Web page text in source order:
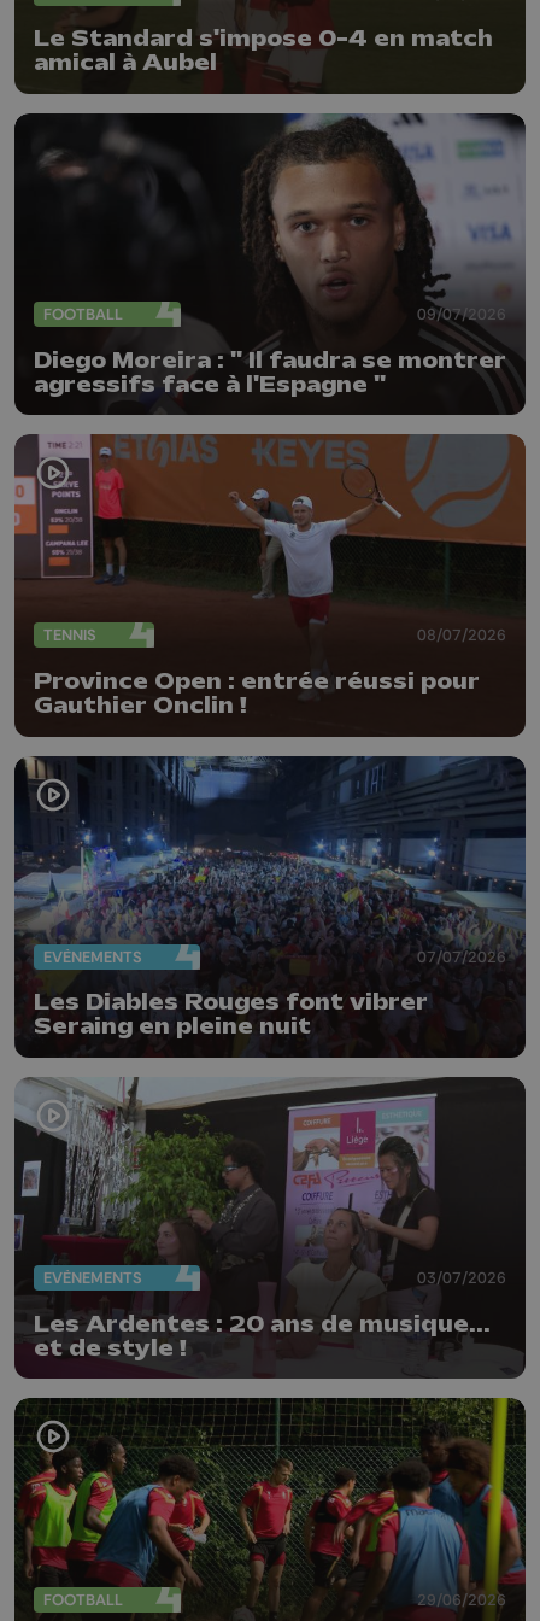
Le Standard s'impose 0-4 en match
amical à Aubel
FOOTBALL 09/07/2026
Diego Moreira : " Il faudra se montrer
agressifs face à l'Espagne "
TENNIS 08/07/2026
Province Open : entrée réussi pour
Gauthier Onclin !
EVÈNEMENTS 07/07/2026
Les Diables Rouges font vibrer
Seraing en pleine nuit
EVÈNEMENTS 03/07/2026
Les Ardentes : 20 ans de musique...
et de style !
FOOTBALL 29/06/2026